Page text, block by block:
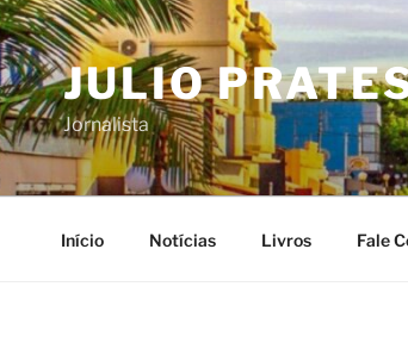
JULIO
Jornalista
Início Notícias Livros Fale